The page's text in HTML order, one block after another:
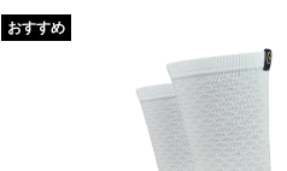
おすすめ